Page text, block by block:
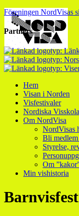
Föreningen NordVisas
Partners
Hem
Visan i Norden
Visfestivaler
Nordiska
Om NordVisa
NordVisas
Bli
Styrelse,
Om
Min vishistoria